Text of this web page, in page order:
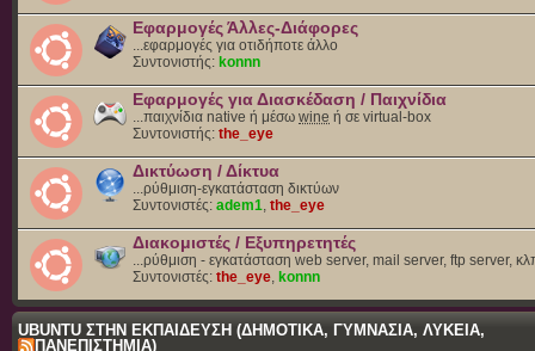
Εφαρμογές Άλλες-Διάφορες
...εφαρμογές για οτιδήποτε άλλο
Συντονιστής: konnn
Εφαρμογές για Διασκέδαση / Παιχνίδια
...παιχνίδια native ή μέσω wine ή σε virtual-box
Συντονιστής: the_eye
Δικτύωση / Δίκτυα
...ρύθμιση-εγκατάσταση δικτύων
Συντονιστές: adem1 the_eye
Διακομιστές / Εξυπηρετητές
...ρύθμιση - εγκατάσταση web server, mail server, ftp server,
Συντονιστές: the_eye konnn
UBUNTU ΣΤΗΝ ΕΚΠΑΙΔΕΥΣΗ (ΔΗΜΟΤΙΚΑ, ΓΥΜΝΑΣΙΑ, ΛΥΚΕΙΑ,
ΠΑΝΕΠΙΣΤΗΜΙΑ)